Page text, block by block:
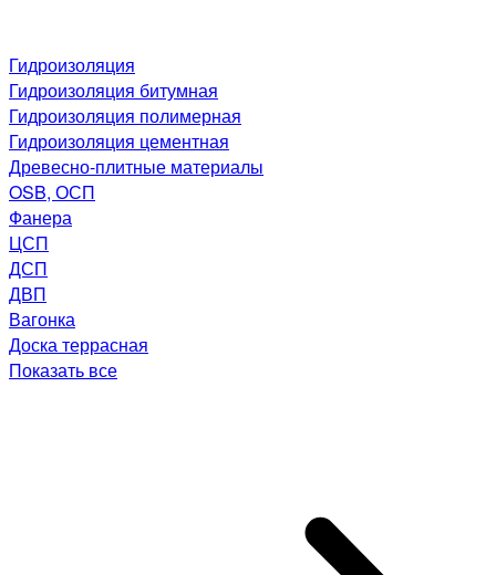
Гидроизоляция
Гидроизоляция битумная
Гидроизоляция полимерная
Гидроизоляция цементная
Древесно-плитные материалы
OSB, ОСП
Фанера
ЦСП
ДСП
ДВП
Вагонка
Доска террасная
Показать все